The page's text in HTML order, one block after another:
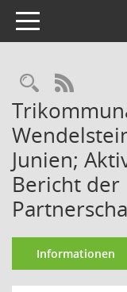
Toggle navigation
RSS-
Junien;
Bericht der
Informationen